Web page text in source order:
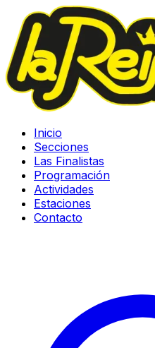
Inicio
Secciones
Las Finalistas
Programación
Actividades
Estaciones
Contacto